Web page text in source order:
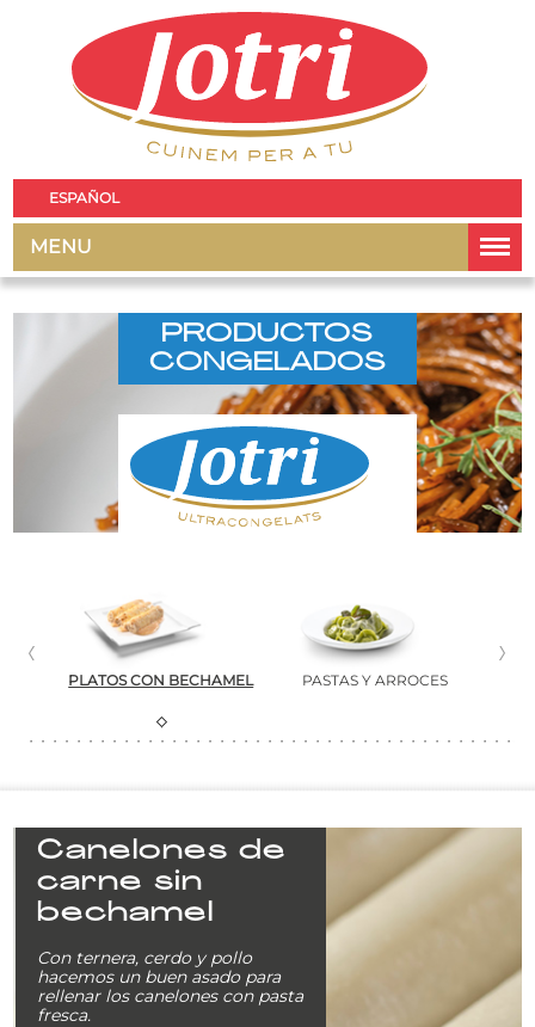
ESPAÑOL
MENU
PRODUCTOS
CONGELADOS
PLATOS CON BECHAMEL PASTAS Y ARROCES
Canelones de
carne sin
bechamel
Con ternera, cerdo y pollo
hacemos un buen asado para
rellenar los canelones con pasta
fresca.